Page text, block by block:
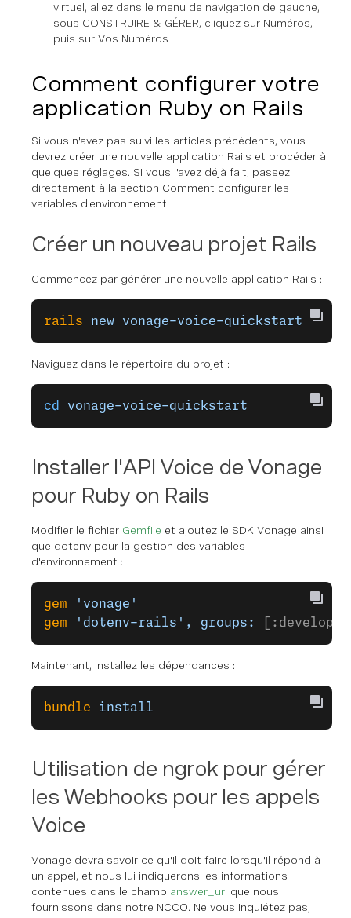
virtuel, allez dans le menu de navigation de gauche,
sous CONSTRUIRE & GÉRER, cliquez sur Numéros,
puis sur Vos Numéros
Comment configurer votre
application Ruby on Rails
Si vous n'avez pas suivi les articles précédents, vous
devrez créer une nouvelle application Rails et procéder à
quelques réglages. Si vous l'avez déjà fait, passez
directement à la section Comment configurer les
variables d'environnement.
Créer un nouveau projet Rails
Commencez par générer une nouvelle application Rails :
rails new vonage-voice-quickstart
Naviguez dans le répertoire du projet :
cd vonage-voice-quickstart
Installer l'API Voice de Vonage
pour Ruby on Rails
Modifier le fichier Gemfile et ajoutez le SDK Vonage ainsi
que dotenv pour la gestion des variables
d'environnement :
gem 'vonage'
gem 'dotenv-rails', groups:
Maintenant, installez les dépendances :
bundle install
Utilisation de ngrok pour gérer
les Webhooks pour les appels
Voice
Vonage devra savoir ce qu'il doit faire lorsqu'il répond à
un appel, et nous lui indiquerons les informations
contenues dans le champ answer_url que nous
fournissons dans notre NCCO. Ne vous inquiétez pas,